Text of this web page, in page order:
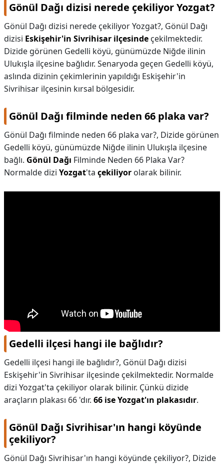
Gönül Dağı dizisi nerede çekiliyor Yozgat?
Gönül Dağı dizisi nerede çekiliyor Yozgat?, Gönül Dağı
dizisi Eskişehir'in Sivrihisar ilçesinde çekilmektedir.
Dizide görünen Gedelli köyü, günümüzde Niğde ilinin
Ulukışla ilçesine bağlıdır. Senaryoda geçen Gedelli köyü,
aslında dizinin çekimlerinin yapıldığı Eskişehir'in
Sivrihisar ilçesinin kırsal bölgesidir.
Gönül Dağı filminde neden 66 plaka var?
Gönül Dağı filminde neden 66 plaka var?, Dizide görünen
Gedelli köyü, günümüzde Niğde ilinin Ulukışla ilçesine
bağlı. Gönül Dağı Filminde Neden 66 Plaka Var?
Normalde dizi Yozgat'ta çekiliyor olarak bilinir.
Gedelli ilçesi hangi ile bağlıdır?
Gedelli ilçesi hangi ile bağlıdır?, Gönül Dağı dizisi
Eskişehir'in Sivrihisar ilçesinde çekilmektedir. Normalde
dizi Yozgat'ta çekiliyor olarak bilinir. Çünkü dizide
araçların plakası 66 'dır. 66 ise Yozgat'ın plakasıdır.
Gönül Dağı Sivrihisar'ın hangi köyünde
çekiliyor?
Gönül Dağı Sivrihisar'ın hangi köyünde çekiliyor?, Dizide